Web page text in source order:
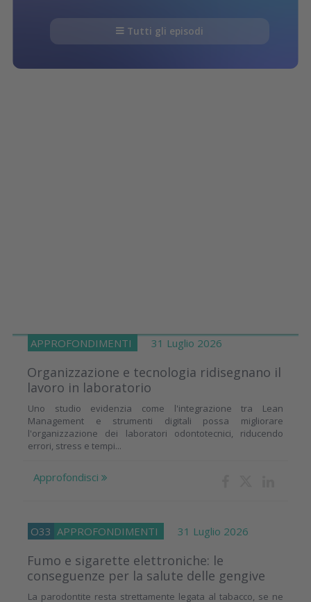
Tutti gli episodi
APPROFONDIMENTI 31 Luglio 2026
Organizzazione e tecnologia ridisegnano il
lavoro in laboratorio
Uno studio evidenzia come l'integrazione tra Lean
Management e strumenti digitali possa migliorare
l'organizzazione dei laboratori odontotecnici, riducendo
errori, stress e tempi...
Approfondisci
O33 APPROFONDIMENTI 31 Luglio 2026
Fumo e sigarette elettroniche: le
conseguenze per la salute delle gengive
La parodontite resta strettamente legata al tabacco, se ne